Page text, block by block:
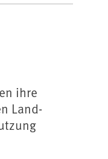
ihre
Land-